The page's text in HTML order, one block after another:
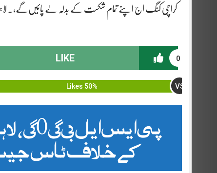
کراچی کنگ اج اپنے تمام شکست کے بدلہ لے پائیں‌گے،.
0
LIKE
50% Likes VS
پی
کے خلاف ٹاس